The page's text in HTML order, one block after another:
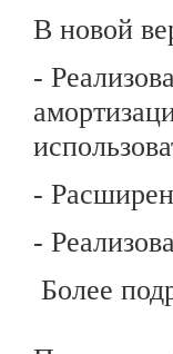
В новой
-
-
-
Более